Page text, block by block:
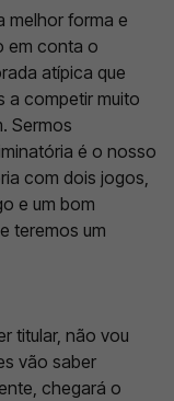
melhor forma e
em conta o
atípica que
a competir muito
Sermos
é o nosso
com dois jogos,
e um bom
teremos um
titular, não vou
vão saber
chegará o